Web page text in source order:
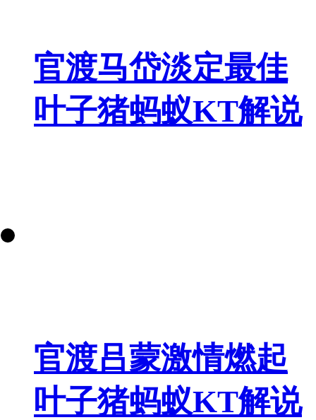
官渡马岱淡定最佳
叶子猪蚂蚁KT解说
官渡吕蒙激情燃起
叶子猪蚂蚁KT解说